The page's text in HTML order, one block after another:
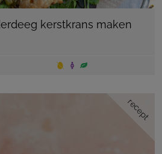
kerstkrans maken
recept